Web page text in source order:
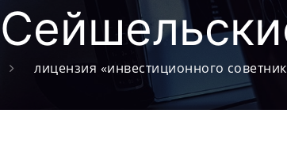
лицензия «инвестиционного